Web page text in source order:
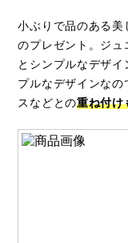
小ぶりで品のある
のプレゼント。ジュ
とシンプルなデザイ
プルなデザインな
スなどとの重ね付け